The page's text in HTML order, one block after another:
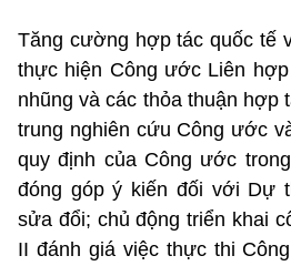
Tăng cường hợp tác quốc tế
thực hiện Công ước Liên
nhũng và các thỏa thuận hợp
trung nghiên cứu Công ước
quy định của Công ước
đóng góp ý kiến đối với Dự
sửa đổi; chủ động triển khai
II đánh giá việc thực thi